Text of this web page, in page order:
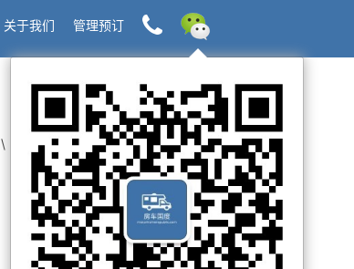
关于我们 管理预订
第1天 盐泉岛 到 维多利亚
第2天 维多利亚 到 苏克
第3天 苏克 到 考伊琴湖/考
\